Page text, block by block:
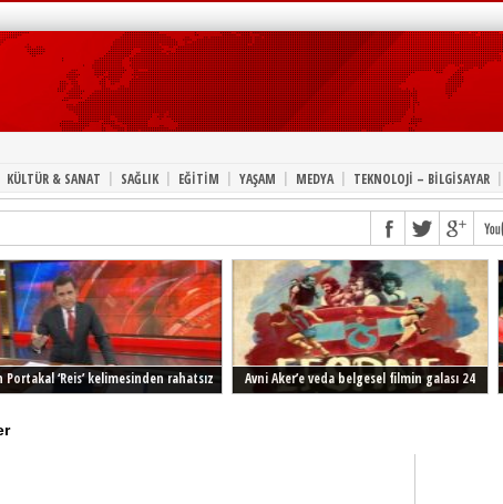
KÜLTÜR & SANAT | SAĞLIK | EĞİTİM | YAŞAM | MEDYA | TEKNOLOJİ – BİLGİSAYAR |
Portakal ‘Reis’ kelimesinden rahatsız
Avni Aker’e veda belgesel filmin galası 24